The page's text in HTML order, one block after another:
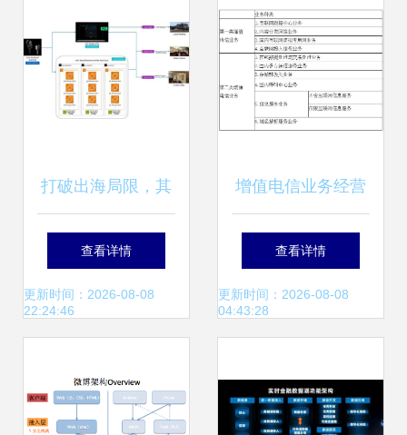
打破出海局限，其
域创新借亚马逊云
科技为三维重建注
查看详情
更新时间：2026-08-08
22:24:46
增值电信业务经营
许可证有效期到期
续期办理相关规定
支持服务解析
查看详情
更新时间：2026-08-08
04:43:28